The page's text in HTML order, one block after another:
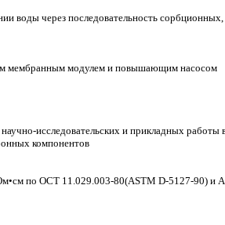
воды через последовательность
мембранным модулем и повышающим насосом
исследовательских и прикладных
компонентов
по ОСТ 11.029.003-80(ASTM D-5127-90) и